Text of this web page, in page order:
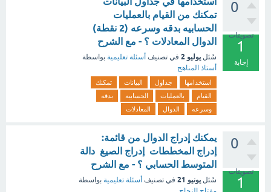
0
تصويتات
1
إجابة
تمكنك من القيام بالعمليات
الحسابيه بدقه وسرعه (2 نقطة)
الدوال المعادلات ؟ - مع الشرح
سُئل يوليو 2 في تصنيف أسئلة تعليمية بواسطة
أستاذ المناهج
استخدامها جداول البيانات
تمكنك
القيام
بالعمليات الحسابيه
بدقه
وسرعه
الدوال المعادلات
0
تصويتات
1
يمكنك إدراج الدوال من قائمة:
إدراج المخططات إدراج الصيغ دالة
المتوسط الحسابي ؟ - مع الشرح
سُئل يونيو 21 في تصنيف أسئلة تعليمية بواسطة